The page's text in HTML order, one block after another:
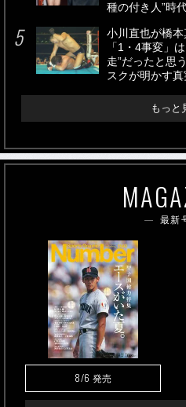
種の付き人”時
小川直也が橋
「1・4事変」
走”だったと思
スクが明かす真
もっと
最新
8/6 発売